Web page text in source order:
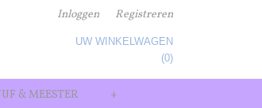
Inloggen Registreren
UW WINKELWAGEN
(0)
& MEESTER +